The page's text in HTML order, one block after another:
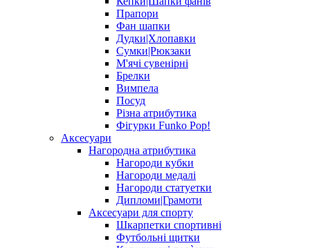
Прапори
Фан шапки
Дудки|Хлопавки
Сумки|Рюкзаки
М'ячі сувенірні
Брелки
Вимпела
Посуд
Різна атрибутика
Фігурки Funko Pop!
Аксесуари
Нагородна атрибутика
Нагороди кубки
Нагороди медалі
Нагороди статуетки
Дипломи|Грамоти
Аксесуари для спорту
Шкарпетки спортивні
Футбольні щитки